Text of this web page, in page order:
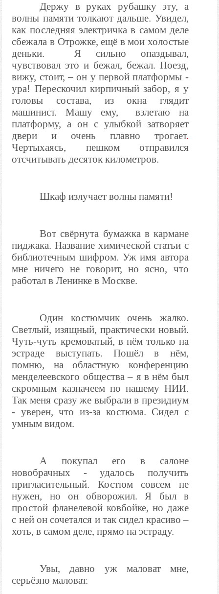
Держу в руках рубашку эту, а
волны памяти толкают дальше. Увидел,
как последняя электричка в самом деле
сбежала в Отрожке, ещё в мои холостые
деньки.
Я сильно опаздывал,
чувствовал это и бежал, бежал. Поезд,
вижу, стоит, – он у первой платформы -
ура! Перескочил кирпичный забор, я у
головы состава, из окна глядит
машинист. Машу ему,
взлетаю на
платформу, а он с улыбкой затворяет
двери и очень плавно трогает.
Чертыхаясь, пешком отправился
отсчитывать десяток километров.
Шкаф излучает волны памяти!
Вот свёрнута бумажка в кармане
пиджака. Название химической статьи с
библиотечным шифром. Уж имя автора
мне ничего не говорит, но ясно, что
работал в Ленинке в Москве.
Один костюмчик очень жалко.
Светлый, изящный, практически новый.
Чуть-чуть кремоватый, в нём только на
эстраде выступать. Пошёл в нём,
помню, на областную конференцию
менделеевского общества – я в нём был
скромным казначеем по нашему НИИ.
Так меня сразу же выбрали в президиум
- уверен, что из-за костюма. Сидел с
умным видом.
А покупал его в салоне
новобрачных - удалось получить
пригласительный. Костюм совсем не
нужен, но он обворожил. Я был в
простой фланелевой ковбойке, но даже
с ней он сочетался и так сидел красиво –
хоть, в самом деле, прямо на эстраду.
Увы, давно уж маловат мне,
серьёзно маловат.